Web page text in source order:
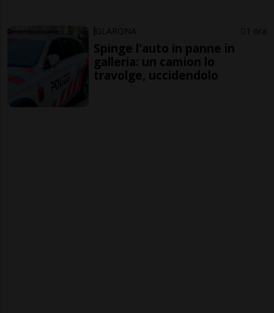
GLARONA 1 ora
Spinge l'auto in panne in
galleria: un camion lo
travolge, uccidendolo